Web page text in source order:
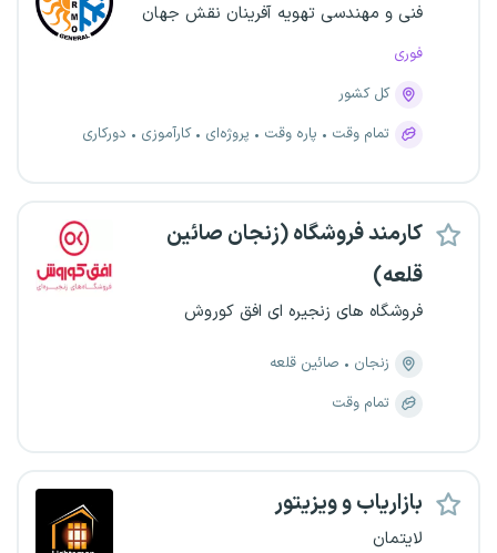
فنی و مهندسی تهویه آفرینان نقش جهان
فوری
کل کشور
تمام وقت
پاره وقت پروژه‌ای کارآموزی دورکاری
کارمند فروشگاه (زنجان صائین
قلعه)
فروشگاه های زنجیره ای افق کوروش
زنجان
صائین قلعه
تمام وقت
بازاریاب و ویزیتور
لایتمان